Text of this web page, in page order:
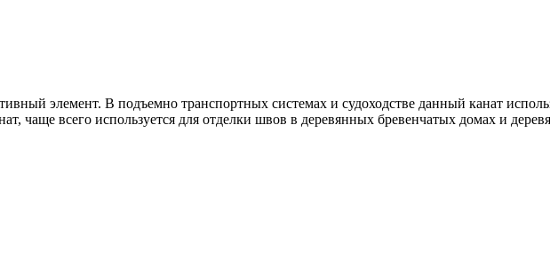
элемент. В подъемно транспортных системах и судоходстве данный канат
чаще всего используется для отделки швов в деревянных бревенчатых домах и